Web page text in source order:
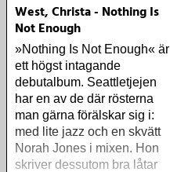
West, Christa - Nothing Is
Not Enough
»Nothing Is Not Enough« är
ett högst intagande
debutalbum. Seattletjejen
har en av de där rösterna
man gärna förälskar sig i:
med lite jazz och en skvätt
Norah Jones i mixen. Hon
skriver dessutom bra låtar